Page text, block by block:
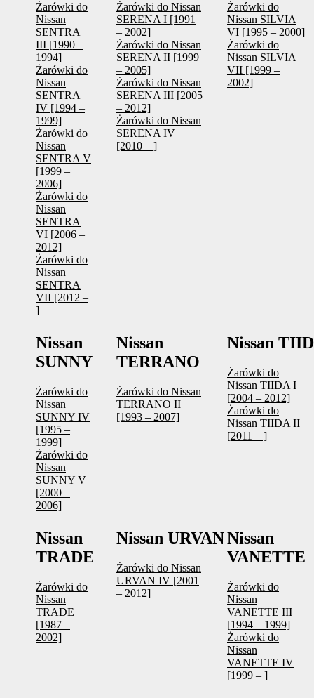
Żarówki do
Nissan
SENTRA
III [1990 –
1994]
Żarówki do
Nissan
SENTRA
IV [1994 –
1999]
Żarówki do
Nissan
SENTRA V
[1999 –
2006]
Żarówki do
Nissan
SENTRA
VI [2006 –
2012]
Żarówki do
Nissan
SENTRA
VII [2012 –
]
Żarówki do Nissan
SERENA I [1991
– 2002]
Żarówki do Nissan
SERENA II [1999
– 2005]
Żarówki do Nissan
SERENA III [2005
– 2012]
Żarówki do Nissan
SERENA IV
[2010 – ]
Żarówki do
Nissan SILVIA
VI [1995 – 2000]
Żarówki do
Nissan SILVIA
VII [1999 –
2002]
Nissan
SUNNY
Żarówki do
Nissan
SUNNY IV
[1995 –
1999]
Żarówki do
Nissan
SUNNY V
[2000 –
2006]
Nissan
TERRANO
Żarówki do Nissan
TERRANO II
[1993 – 2007]
Nissan
Żarówki do
Nissan TIIDA I
[2004 – 2012]
Żarówki do
Nissan TIIDA II
[2011 – ]
Nissan
TRADE
Żarówki do
Nissan
TRADE
[1987 –
2002]
Nissan URVAN
Żarówki do Nissan
URVAN IV [2001
– 2012]
Nissan
VANETTE
Żarówki do
Nissan
VANETTE III
[1994 – 1999]
Żarówki do
Nissan
VANETTE IV
[1999 – ]